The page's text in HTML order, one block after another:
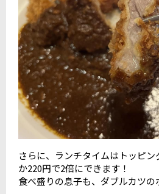
さらに、ランチタイムはトッピ
か220円で2倍にできます！
食べ盛りの息子も、ダブルカツの